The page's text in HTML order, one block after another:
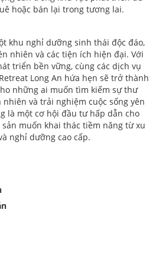
hoặc bán lại trong tương lai.
khu nghỉ dưỡng sinh thái độc đáo,
nhiên và các tiện ích hiện đại. Với
triển bền vững, cùng các dịch vụ
Long An hứa hẹn sẽ trở thành
những ai muốn tìm kiếm sự thư
và trải nghiệm cuộc sống yên
là một cơ hội đầu tư hấp dẫn cho
muốn khai thác tiềm năng từ xu
nghỉ dưỡng cao cấp.